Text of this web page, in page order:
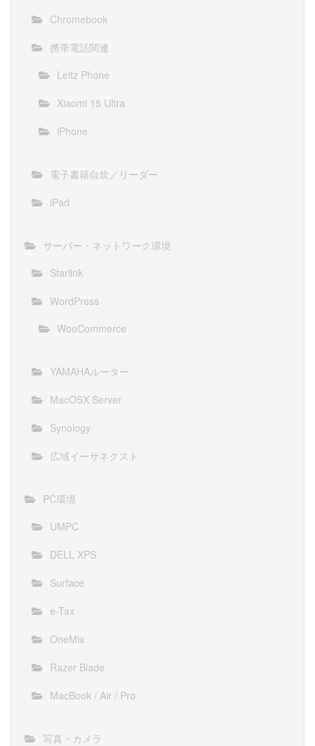
Chromebook
携帯電話関連
Leitz Phone
Xiaomi 15 Ultra
iPhone
電子書籍自炊／リーダー
iPad
サーバー・ネットワーク環境
Starlink
WordPress
WooCommerce
YAMAHAルーター
MacOSX Server
Synology
広域イーサネクスト
PC環境
UMPC
DELL XPS
Surface
e-Tax
OneMix
Razer Blade
MacBook / Air / Pro
写真・カメラ